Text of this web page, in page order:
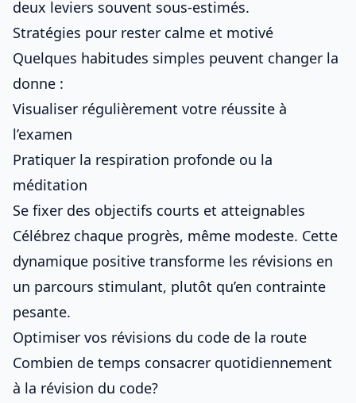
deux leviers souvent sous-estimés.
Stratégies pour rester calme et motivé
Quelques habitudes simples peuvent changer la
donne :
Visualiser régulièrement votre réussite à
l’examen
Pratiquer la respiration profonde ou la
méditation
Se fixer des objectifs courts et atteignables
Célébrez chaque progrès, même modeste. Cette
dynamique positive transforme les révisions en
un parcours stimulant, plutôt qu’en contrainte
pesante.
Optimiser vos révisions du code de la route
Combien de temps consacrer quotidiennement
à la révision du code?